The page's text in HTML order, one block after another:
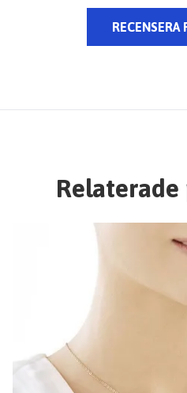
RECENSERA